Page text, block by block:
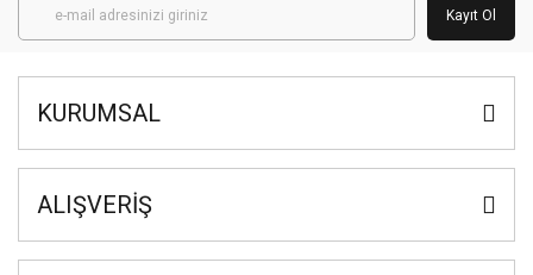
Kayıt Ol
KURUMSAL
ALIŞVERİŞ